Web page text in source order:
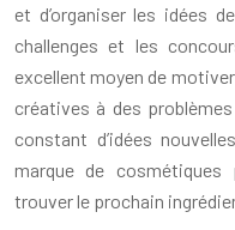
et d’organiser les idées
challenges et les
excellent moyen de
créatives à des
constant d’idées
marque de
trouver le prochain